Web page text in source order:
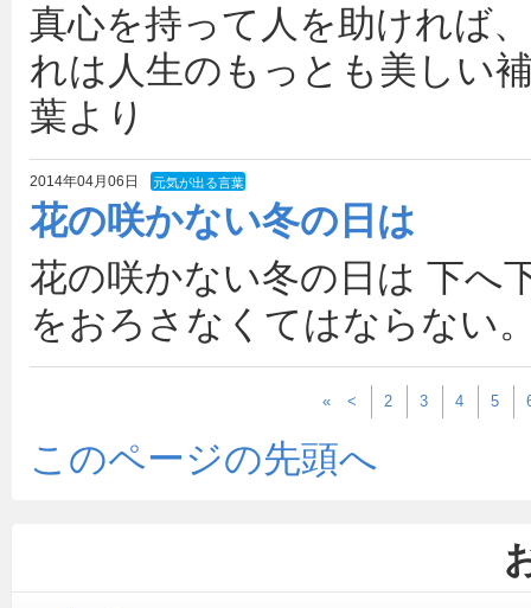
真心を持って人を助ければ
れは人生のもっとも美しい
葉より
2014年04月06日 元気が出る言葉
花の咲かない冬の日は
花の咲かない冬の日は 下へ
をおろさなくてはならない
« < 2 3 4 5
このページの先頭へ